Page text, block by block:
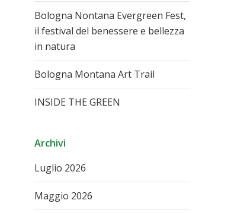
Bologna Nontana Evergreen Fest,
il festival del benessere e bellezza
in natura
Bologna Montana Art Trail
INSIDE THE GREEN
Archivi
Luglio 2026
Maggio 2026